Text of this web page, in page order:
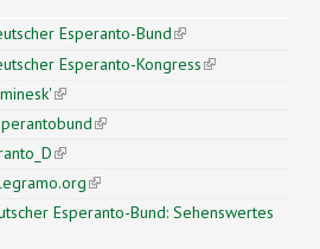
Esperanto-Bund(link is
external)
Esperanto-Kongress(link is
(link is external)
(link is external)
(link is external)
(link is external)
Esperanto-Bund: Sehenswertes